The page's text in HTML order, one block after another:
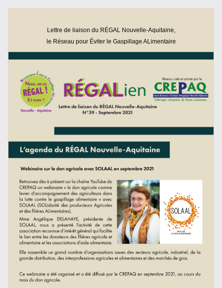
Lettre de liaison du RÉGAL Nouvelle-Aquitaine,
le Réseau pour Éviter le Gaspillage ALimentaire